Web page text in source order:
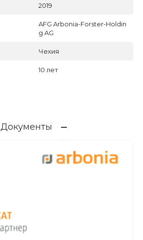
2019
AFG Arbonia-Forster-Holdin
g AG
Чехия
10 лет
Документы